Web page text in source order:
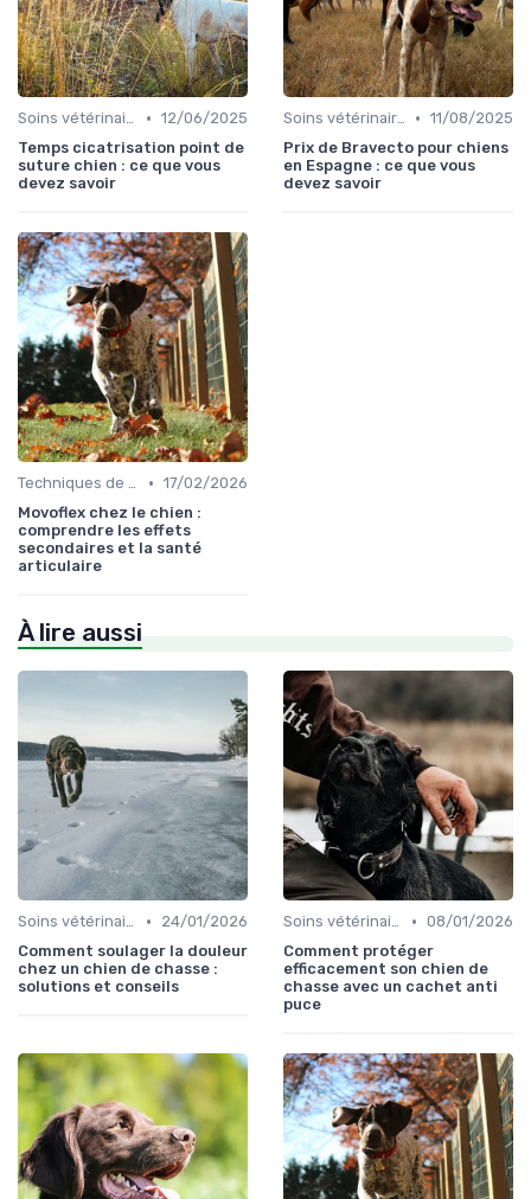
Soins vétérinaires pour chiens de chasse • 12/06/2025
Temps cicatrisation point de
suture chien : ce que vous
devez savoir
Soins vétérinaires pour chiens de chasse • 11/08/2025
Prix de Bravecto pour chiens
en Espagne : ce que vous
devez savoir
Techniques de base • 17/02/2026
Movoflex chez le chien :
comprendre les effets
secondaires et la santé
articulaire
À lire aussi
Soins vétérinaires pour chiens de chasse •
24/01/2026
Comment soulager la douleur
chez un chien de chasse :
solutions et conseils
Soins vétérinaires pour chiens de chasse • 08/01/2026
Comment protéger
efficacement son chien de
chasse avec un cachet anti
puce